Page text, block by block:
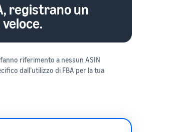
registrano un
riferimento a nessun ASIN
dall’utilizzo di FBA per la tua